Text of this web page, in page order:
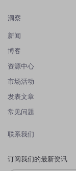
洞察
新闻
博客
资源中心
市场活动
发表文章
常见问题
联系我们
订阅我们的最新资讯